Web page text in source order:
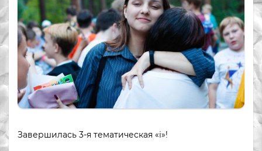
Завершилась 3-я тематическая «i»!